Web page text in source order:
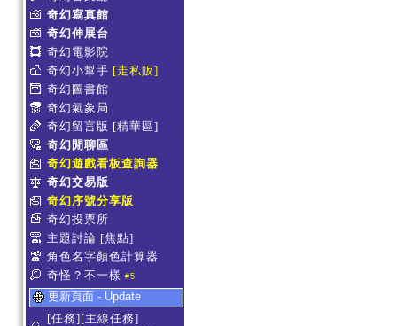
奇幻寫真館
奇幻伸展台
奇幻電影院
奇幻小幫手 [走私販]
奇幻圖書館
奇幻氣象局
奇幻留言版 [精華區]
奇幻閒聊區
奇幻遊戲看板查詢器
奇幻交易版
奇幻序號分享版
奇幻投票所
主題討論 [焦點]
角色名字顏色計算器
奇怪？不一樣 #5
更新頁面 - Update
[任務][主線任務]